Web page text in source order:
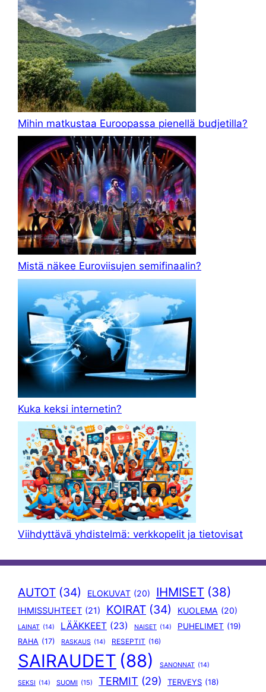
Mihin matkustaa Euroopassa pienellä budjetilla?
Mistä näkee Euroviisujen semifinaalin?
Kuka keksi internetin?
Viihdyttävä yhdistelmä: verkkopelit ja tietovisat
AUTOT (34) ELOKUVAT (20) IHMISET (38)
IHMISSUHTEET (21) KOIRAT (34) KUOLEMA (20)
LAINAT (14) LÄÄKKEET (23) NAISET (14) PUHELIMET (19)
RAHA (17) RASKAUS (14) RESEPTIT (16)
SAIRAUDET (88) SANONNAT (14)
SEKSI (14) SUOMI (15) TERMIT (29) TERVEYS (18)